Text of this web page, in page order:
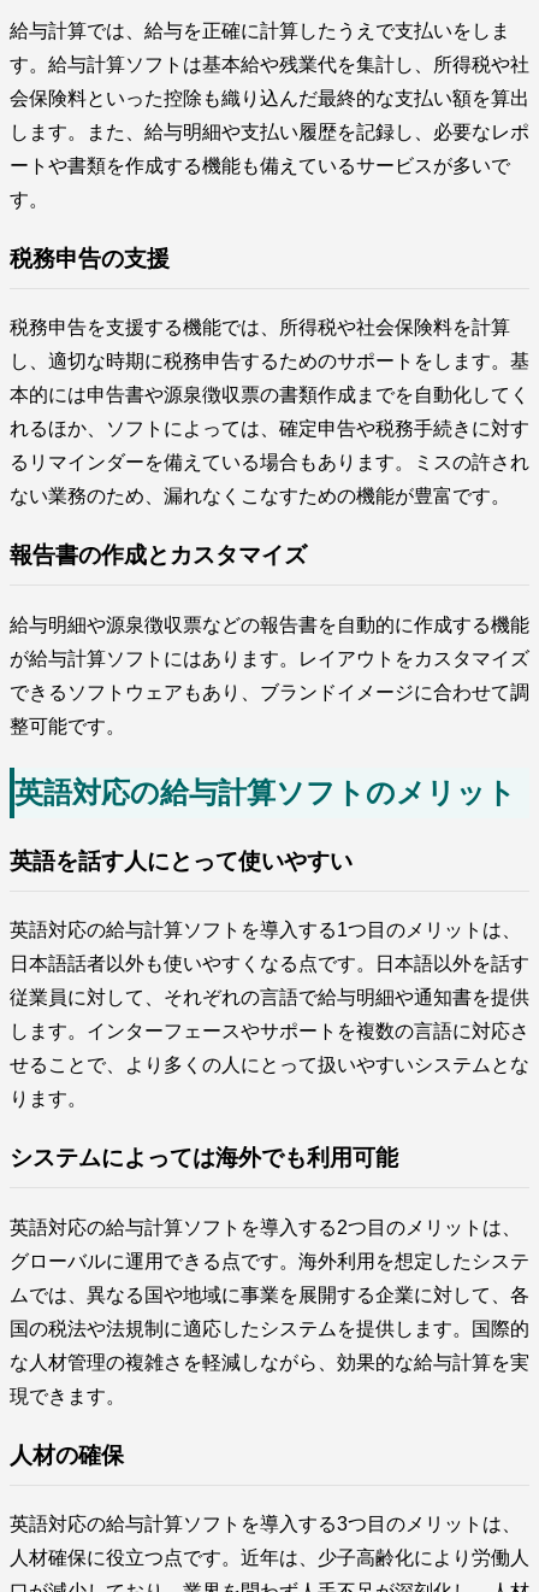
給与計算では、給与を正確に計算したうえで支払いをしま
す。給与計算ソフトは基本給や残業代を集計し、所得税や社
会保険料といった控除も織り込んだ最終的な支払い額を算出
します。また、給与明細や支払い履歴を記録し、必要なレポ
ートや書類を作成する機能も備えているサービスが多いで
す。
税務申告の支援
税務申告を支援する機能では、所得税や社会保険料を計算
し、適切な時期に税務申告するためのサポートをします。基
本的には申告書や源泉徴収票の書類作成までを自動化してく
れるほか、ソフトによっては、確定申告や税務手続きに対す
るリマインダーを備えている場合もあります。ミスの許され
ない業務のため、漏れなくこなすための機能が豊富です。
報告書の作成とカスタマイズ
給与明細や源泉徴収票などの報告書を自動的に作成する機能
が給与計算ソフトにはあります。レイアウトをカスタマイズ
できるソフトウェアもあり、ブランドイメージに合わせて調
整可能です。
英語対応の給与計算ソフトのメリット
英語を話す人にとって使いやすい
英語対応の給与計算ソフトを導入する1つ目のメリットは、
日本語話者以外も使いやすくなる点です。日本語以外を話す
従業員に対して、それぞれの言語で給与明細や通知書を提供
します。インターフェースやサポートを複数の言語に対応さ
せることで、より多くの人にとって扱いやすいシステムとな
ります。
システムによっては海外でも利用可能
英語対応の給与計算ソフトを導入する2つ目のメリットは、
グローバルに運用できる点です。海外利用を想定したシステ
ムでは、異なる国や地域に事業を展開する企業に対して、各
国の税法や法規制に適応したシステムを提供します。国際的
な人材管理の複雑さを軽減しながら、効果的な給与計算を実
現できます。
人材の確保
英語対応の給与計算ソフトを導入する3つ目のメリットは、
人材確保に役立つ点です。近年は、少子高齢化により労働人